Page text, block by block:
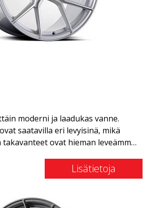
voidessamme tarjota ne
moderni ja laadukas vanne.
saatavilla eri levyisinä, mikä
ovat hieman leveämmät
Tämä antaa autolle kovan ilmeen,
kilpa-ajoon. (Ne ovat myös
kokoonpanona.) Toisin
ulkonäön. Samalla haluamme
Lisätietoja